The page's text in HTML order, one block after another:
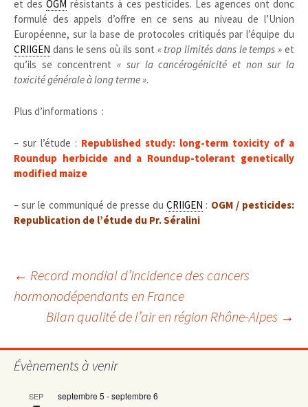
et desOGM résistants à ces pesticides. Les agences ont donc
formulé des appels d’offre en ce sens au niveau de l’Union
Européenne, sur la base de protocoles critiqués par l’équipe du
CRIIGEN dans le sens où ils sont « trop limités dans le temps » et
qu’ils se concentrent« sur la cancérogénicité et non sur la
toxicité générale à long terme ».
Plus d’informations :
– sur l’étude : Republished study: long-term toxicity of a
Roundup herbicide and a Roundup-tolerant genetically
modified maize
– sur le communiqué de presse duCRIIGEN : OGM / pesticides:
Republication de l’étude du Pr. Séralini
Navigation
des
articles
← Record mondial d’incidence des cancers
hormonodépendants en France
Bilan qualité de l’air en région Rhône-Alpes →
Évènements à venir
SEP septembre 5 -septembre 6